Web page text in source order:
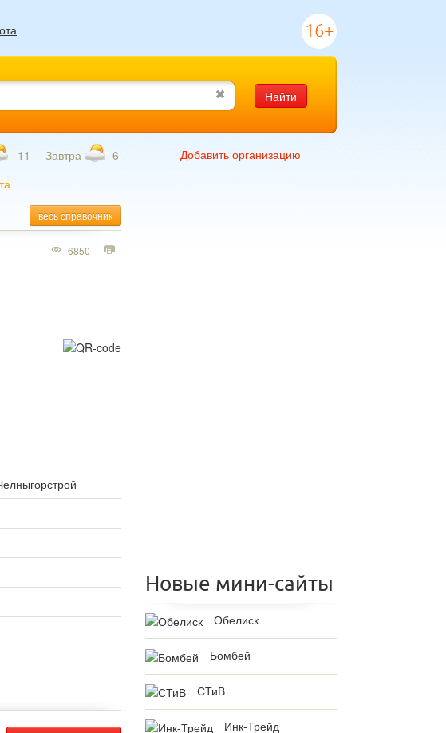
16+
Найти
−11 Завтра -6
Добавить организацию
весь справочник
6850
Новые мини-сайты
Обелиск
Бомбей
СТиВ
Инк-Трейд